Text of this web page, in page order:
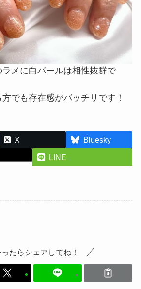
メに白パールは相性抜群で
でも存在感がバッチリです！
X
Bluesky
LINE
ったらシェアしてね！